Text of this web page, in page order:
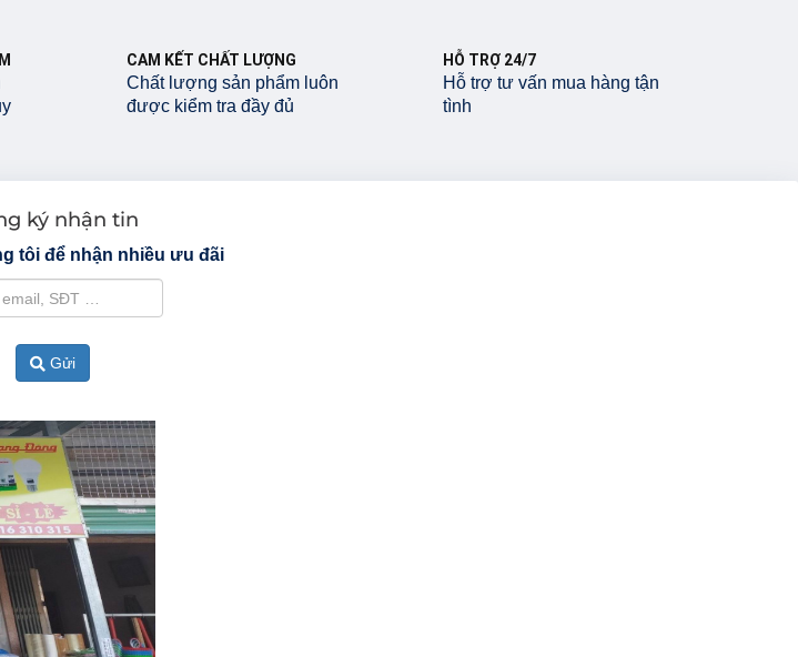
CAM KẾT CHẤT LƯỢNG
Chất lượng sản phẩm luôn
được kiểm tra đầy đủ
HỖ TRỢ 24/7
Hỗ trợ tư vấn mua hàng tận
tình
ký nhận tin
tôi để nhận nhiều ưu đãi
Gửi